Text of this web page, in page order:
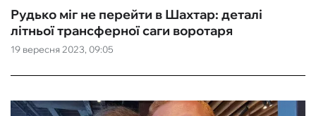
19 вересня 2023, 09:05
Рудько міг не перейти в Шахтар: деталі
літньої трансферної саги воротаря